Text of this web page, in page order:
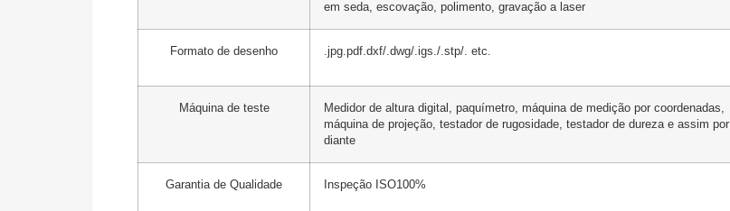
em seda, escovação, polimento, gravação a laser
Formato de desenho .jpg.pdf.dxf/.dwg/.igs./.stp/. etc.
Máquina de teste
Medidor de altura digital, paquímetro, máquina de medição por coordenadas,
máquina de projeção, testador de rugosidade, testador de dureza e assim por
diante
Garantia de Qualidade Inspeção ISO100%